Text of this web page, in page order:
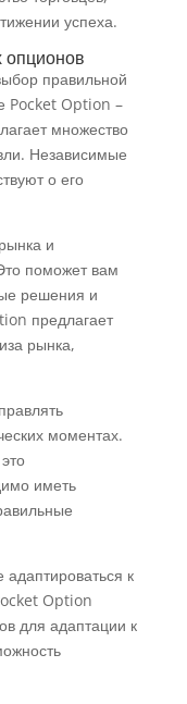
успеха.
опционов
правильной
Pocket Option –
множество
Независимые
о его
и
поможет вам
решения и
предлагает
рынка,
моментах.
иметь
к
Option
для адаптации к